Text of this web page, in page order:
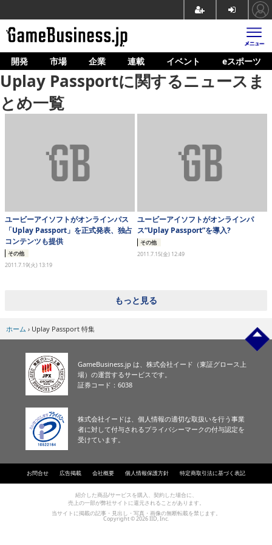
ホーム
ゲーム開発
市場
産業政策
連載
イベント/セミナー
開発 市場 企業 連載 イベント eスポーツ
Uplay Passportに関するニュースま
とめ一覧
ユービーアイソフトがオンラインパス
「Uplay Passport」を正式発表、独占
コンテンツも提供
その他
2011.7.19(火) 13:19
ユービーアイソフトがオンラインパ
ス“Uplay Passport”を導入?
その他
2011.7.15(金) 12:49
もっと見る
ホーム › Uplay Passport 特集
GameBusiness.jp は、株式会社イード（東証グロース上
場）の運営するサービスです。
証券コード：6038
株式会社イードは、個人情報の適切な取扱いを行う事業
者に対して付与されるプライバシーマークの付与認定を
受けています。
お問合せ 広告掲載 会社概要 個人情報保護方針 特定商取引法に基づく表記
紹介した商品/サービスを購入、契約した場合に、
売上の一部が弊社サイトに還元されることがあります。
当サイトに掲載の記事・見出し・写真・画像の無断転載を禁じます。
Copyright © 2026 IID, Inc.